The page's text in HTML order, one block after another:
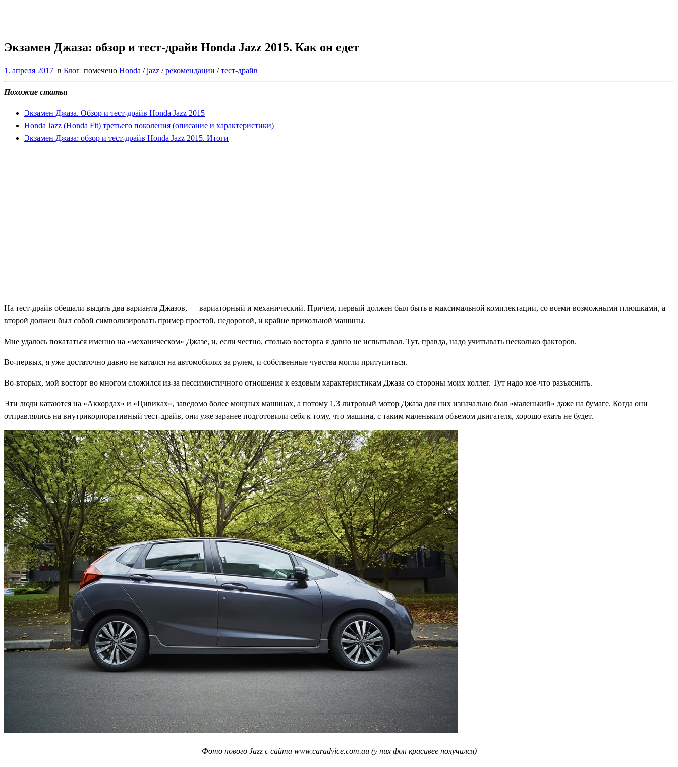
Экзамен Джаза: обзор и тест-драйв Honda Jazz 2015. Как он едет
1. апреля 2017 в Блог помечено Honda /jazz /рекомендации /тест-драйв
Похожие статьи
Экзамен Джаза. Обзор и тест-драйв Honda Jazz 2015
Honda Jazz (Honda Fit) третьего поколения (описание и характеристики)
Экзамен Джаза: обзор и тест-драйв Honda Jazz 2015. Итоги
На тест-драйв обещали выдать два варианта Джазов, — вариаторный и механический. Причем, первый должен был быть в максимальной комплектации, со всеми возможными плюшками, а
второй должен был собой символизировать пример простой, недорогой, и крайне прикольной машины.
Мне удалось покататься именно на «механическом» Джазе, и, если честно, столько восторга я давно не испытывал. Тут, правда, надо учитывать несколько факторов.
Во-первых, я уже достаточно давно не катался на автомобилях за рулем, и собственные чувства могли притупиться.
Во-вторых, мой восторг во многом сложился из-за пессимистичного отношения к ездовым характеристикам Джаза со стороны моих коллег. Тут надо кое-что разъяснить.
Эти люди катаются на «Аккордах» и «Цивиках», заведомо более мощных машинах, а потому 1,3 литровый мотор Джаза для них изначально был «маленький» даже на бумаге. Когда они
отправлялись на внутрикорпоративный тест-драйв, они уже заранее подготовили себя к тому, что машина, с таким маленьким объемом двигателя, хорошо ехать не будет.
Фото нового Jazz с сайта www.caradvice.com.au (у них фон красивее получился)